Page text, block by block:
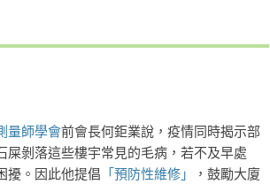
量師學會前會長何鉅業說，疫情同時揭示部
剝落這些樓宇常見的毛病，若不及早處
擾。因此他提倡 「預防性維修」
，鼓勵大廈